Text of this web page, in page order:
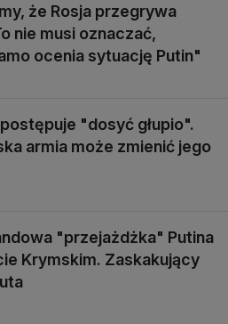
że Rosja przegrywa
nie musi oznaczać,
ocenia sytuację Putin"
"dosyć głupio".
armia może zmienić jego
"przejażdżka" Putina
Krymskim. Zaskakujący